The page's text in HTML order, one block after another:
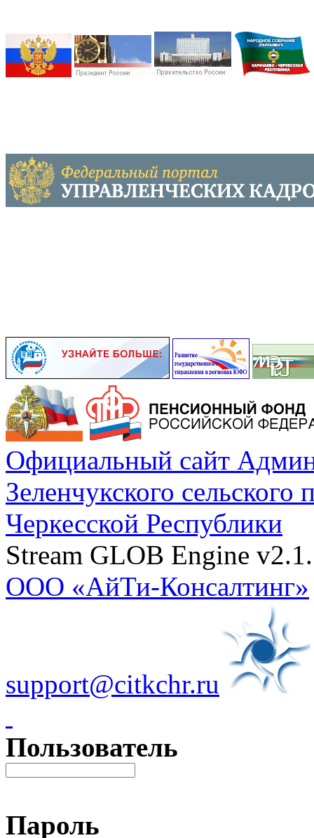
Официальный сайт
Зеленчукского сельского
Черкесской Республики
Stream GLOB Engine v2.1.
ООО «АйТи-Консалтинг»
support@citkchr.ru
Пользователь
Пароль